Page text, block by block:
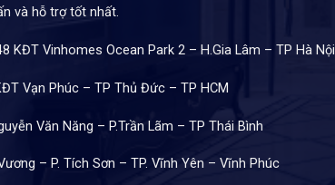
và hỗ trợ tốt nhất.
KĐT Vinhomes Ocean Park 2 – H.Gia Lâm – TP Hà Nội
Vạn Phúc – TP Thủ Đức – TP HCM
Văn Năng – P.Trần Lãm – TP Thái Bình
– P. Tích Sơn – TP. Vĩnh Yên – Vĩnh Phúc